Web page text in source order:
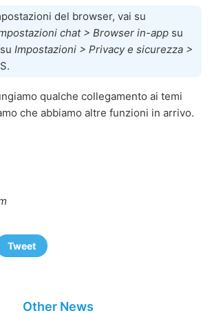
del browser, vai su
chat > Browser in-app su
Impostazioni > Privacy e sicurezza >
qualche collegamento ai temi
che abbiamo altre funzioni in arrivo.
Tweet
Other News